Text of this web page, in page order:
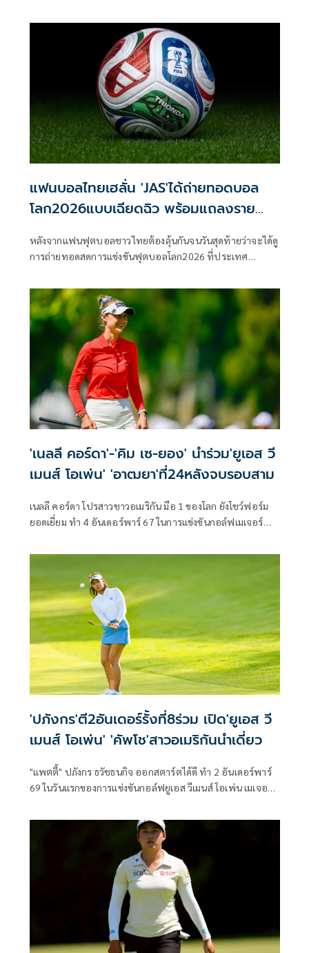
กกท. และสมาคมกีฬา วางเป้าคว้าไม่น้อยกว่า 15 เหรียญทอง
แฟนบอลไทยเฮลั่น 'JAS'ได้ถ่ายทอดบอล
โลก2026แบบเฉียดฉิว พร้อมแถลงราย
หลังจากแฟนฟุตบอลชาวไทยต้องลุ้นกันจนวันสุดท้ายว่าจะได้ดู
การถ่ายทอดสดการแข่งขันฟุตบอลโลก2026 ที่ประเทศ
ฉากวันที่ 11 มิถุนายนนี้หรือไม่
'เนลลี คอร์ดา'-'คิม เซ-ยอง' นำร่วม'ยูเอส วี
เมนส์ โอเพ่น' 'อาฒยา'ที่24หลังจบรอบสาม
เนลลี คอร์ดา โปรสาวชาวอเมริกัน มือ 1 ของโลก ยังโชว์ฟอร์ม
ยอดเยี่ยม ทำ 4 อันเดอร์พาร์ 67 ในการแข่งขันกอล์ฟเมเจอร์
สหรัฐอเมริกา เมื่อวันเสาร์ที่ 6 มิถุนายน 2569 สกอร์รวม 6
อันเดอร์พาร์ 207 ขยับขึ้นนำร่วมกับ คิม เซ-ยอง จากเกาหลีใต้
ซึ่งทำเพิ่ม 3 อันเดอร์พาร์ 68 โดยมีนักกอล์ฟอันดับ 3 ร่วม ตาม
หลังเพียงสโตรกเดียว ขณะที่ “จีโน่” อาฒยา ฐิติกุล มือ 2 ของ
โลก รั้งอันดับ 24 ตามหลังผู้นำ 7 สโตรก
'ปภังกร'ตี2อันเดอร์รั้งที่8ร่วม เปิด'ยูเอส วี
เมนส์ โอเพ่น' 'คัพโช'สาวอเมริกันนำเดี่ยว
"แพตตี้" ปภังกร ธวัชธนกิจ ออกสตาร์ตได้ดี ทำ 2 อันเดอร์พาร์
69 ในวันแรกของการแข่งขันกอล์ฟยูเอส วีเมนส์ โอเพ่น เมเจอร์ที่
พฤหัสบดีที่ 4 มิถุนายน 2569 รั้งอันดับ 8 ร่วม ตามหลังผู้นำ
อย่าง เจนนิเฟอร์ คัพโช โปรสาวชาวอเมริกันอยู่ 3 สโตรก